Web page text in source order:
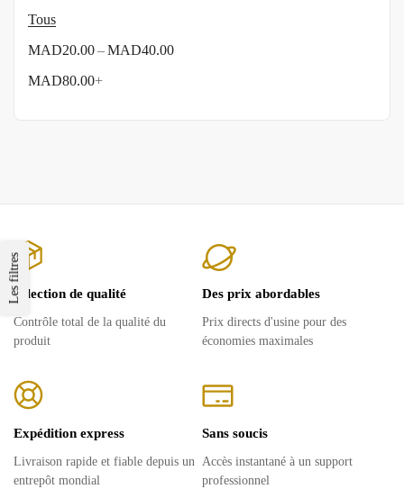
Tous
MAD20.00–MAD40.00
MAD80.00+
Les filtresSélection de qualité
Contrôle total de la qualité du
produit
Des prix abordables
Prix ​​directs d'usine pour des
économies maximales
Expédition express
Livraison rapide et fiable depuis un
entrepôt mondial
Sans soucis
Accès instantané à un support
professionnel